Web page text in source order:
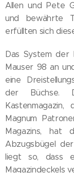
Allen und Pete
und bewährte
erfüllten sich
Das System
Mauser 98 an
eine
der Büchse.
Magnum
Magazins, hat
Abzugsbügel
liegt so, dass
Magazindeckels